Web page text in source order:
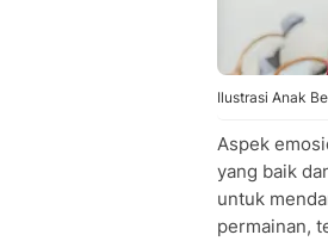
Ilustrasi Anak
Aspek
yang baik
untuk
permainan,